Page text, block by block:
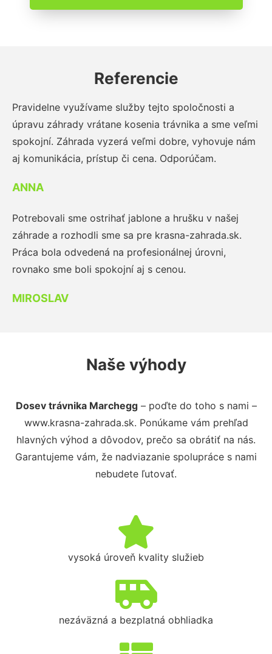
Referencie
Pravidelne využívame služby tejto spoločnosti a
úpravu záhrady vrátane kosenia trávnika a sme veľmi
spokojní. Záhrada vyzerá veľmi dobre, vyhovuje nám
aj komunikácia, prístup či cena. Odporúčam.
ANNA
Potrebovali sme ostrihať jablone a hrušku v našej
záhrade a rozhodli sme sa pre krasna-zahrada.sk.
Práca bola odvedená na profesionálnej úrovni,
rovnako sme boli spokojní aj s cenou.
MIROSLAV
Naše výhody
Dosev trávnika Marchegg– poďte do toho s nami –
www.krasna-zahrada.sk. Ponúkame vám prehľad
hlavných výhod a dôvodov, prečo sa obrátiť na nás.
Garantujeme vám, že nadviazanie spolupráce s nami
nebudete ľutovať.
vysoká úroveň kvality služieb
nezáväzná a bezplatná obhliadka